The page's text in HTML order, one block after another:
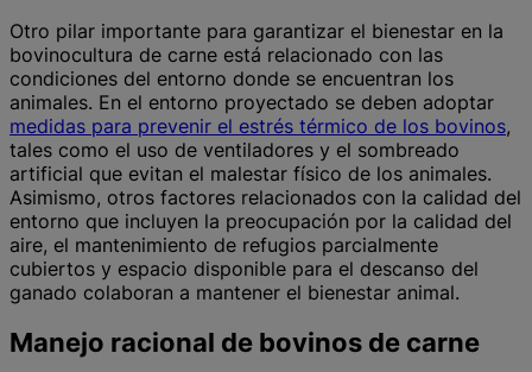
Otro pilar importante para garantizar el bienestar en la
bovinocultura de carne está relacionado con las
condiciones del entorno donde se encuentran los
animales. En el entorno proyectado se deben adoptar
medidas para prevenir el estrés térmico de los bovinos,
tales como el uso de ventiladores y el sombreado
artificial que evitan el malestar físico de los animales.
Asimismo, otros factores relacionados con la calidad del
entorno que incluyen la preocupación por la calidad del
aire, el mantenimiento de refugios parcialmente
cubiertos y espacio disponible para el descanso del
ganado colaboran a mantener el bienestar animal.
Manejo racional de bovinos de carne